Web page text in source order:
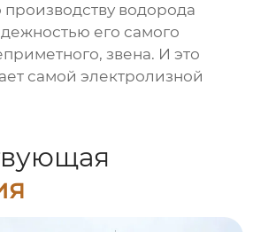
производству водорода
его самого
звена. И это
самой электролизной